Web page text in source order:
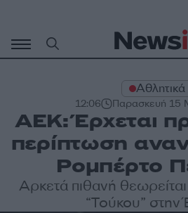
περιεχόμενο
Αθλητικά
12:06 Παρασκευή 15
ΑΕΚ: Έρχεται
περίπτωση
Ρομπέρτο
Αρκετά πιθανή
“Τούκου”